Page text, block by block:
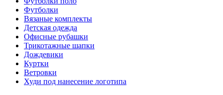
Футболки
Вязаные комплекты
Детская одежда
Офисные рубашки
Трикотажные шапки
Дождевики
Куртки
Ветровки
Худи под нанесение логотипа